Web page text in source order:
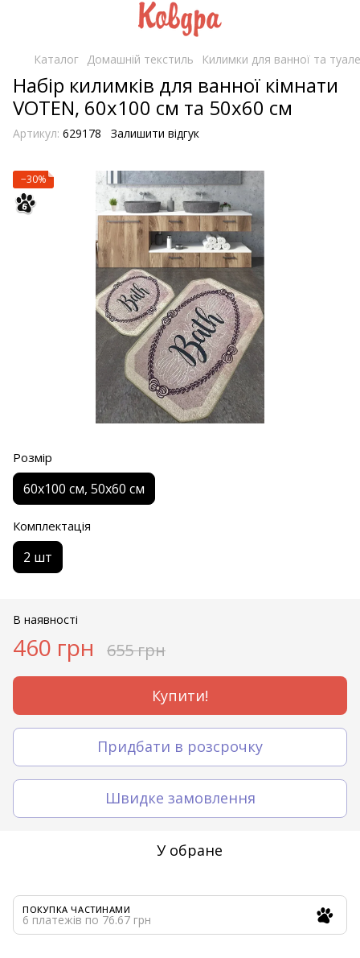
Каталог Домашній текстиль Килимки для ванної та
Набір килимків для ванної кімнати
VOTEN, 60х100 см та 50х60 см
Артикул: 629178 Залишити відгук
−30%
Розмір
60х100 см, 50х60 см
Комплектація
2 шт
В наявності
460 грн 655 грн
Купити!
Придбати в розсрочку
Швидке замовлення
У обране
ПОКУПКА ЧАСТИНАМИ
6 платежів по 76.67 грн